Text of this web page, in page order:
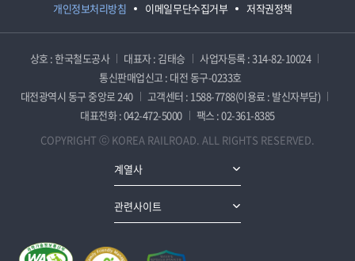
개인정보처리방침 이메일무단수집거부 저작권정책
상호 : 한국철도공사 대표자 : 김태승
사업자등록 : 314-82-10024
통신판매업신고 : 대전 동구-0233호
대전광역시 동구 중앙로 240
고객센터 : 1588-7788(이용료 : 발신자부담)
대표전화 : 042-472-5000
팩스 : 02-361-8385
COPYRIGHT ⓒ KOREA RAILROAD. ALL RIGHTS RESERVED.
계열사
관련사이트